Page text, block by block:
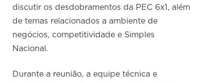
discutir os desdobramentos da PEC 6x1, além
de temas relacionados a ambiente de
negócios, competitividade e Simples
Nacional.
Durante a reunião, a equipe técnica e